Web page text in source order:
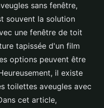
sans fenêtre,
souvent la solution
une fenêtre de toit
tapissée d'un film
options peuvent être
il existe
toilettes aveugles avec
cet article,